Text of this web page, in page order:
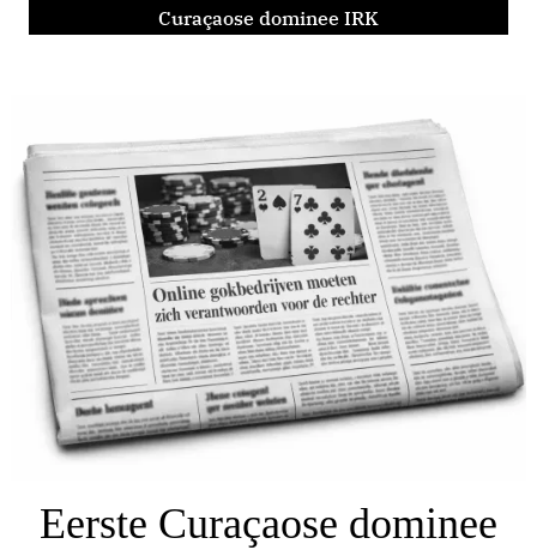
Curaçaose dominee IRK
Eerste Curaçaose dominee